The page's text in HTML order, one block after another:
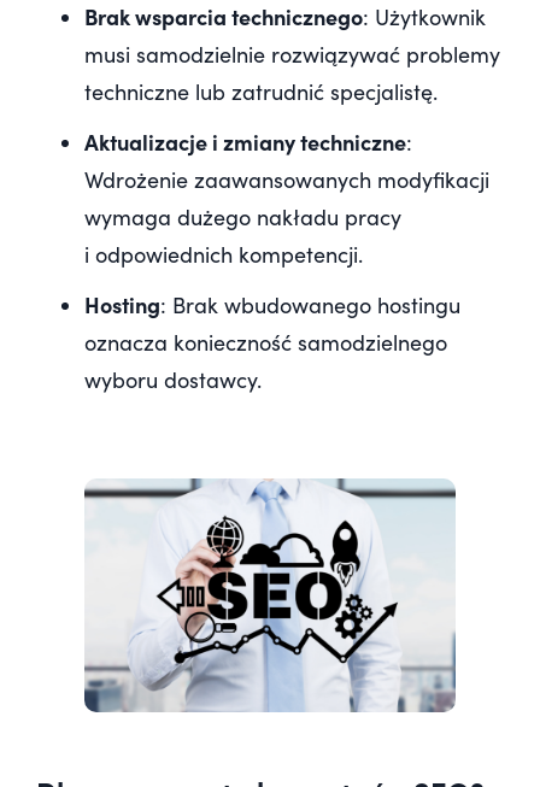
Brak wsparcia technicznego: Użytkownik
musi samodzielnie rozwiązywać problemy
techniczne lub zatrudnić specjalistę.
Aktualizacje i zmiany techniczne:
Wdrożenie zaawansowanych modyfikacji
wymaga dużego nakładu pracy
i odpowiednich kompetencji.
Hosting: Brak wbudowanego hostingu
oznacza konieczność samodzielnego
wyboru dostawcy.